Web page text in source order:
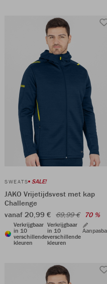
SWEATS SALE!
JAKO Vrijetijdsvest met kap
Challenge
vanaf 20,99 € 69,99 € 70 %
Verkrijgbaar
in 10
verschillende
kleuren
Verkrijgbaar
in 10
verschillende
kleuren